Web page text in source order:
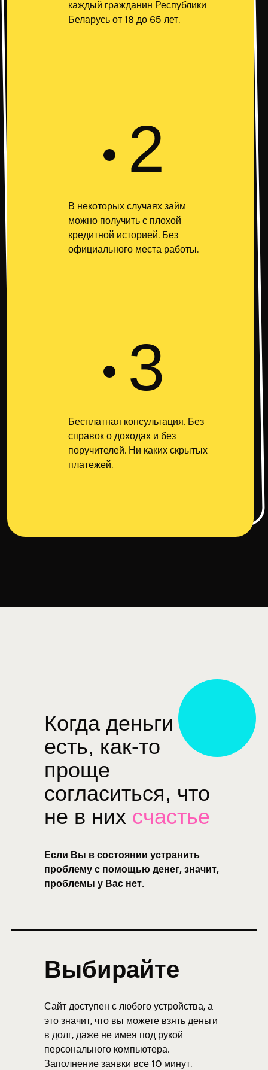
каждый гражданин Республики
Беларусь от 18 до 65 лет.
2
В некоторых случаях займ
можно получить с плохой
кредитной историей. Без
официального места работы.
3
Бесплатная консультация. Без
справок о доходах и без
поручителей. Ни каких скрытых
платежей.
Когда деньги
есть, как-то
проще
согласиться, что
не в них счастье
Если Вы в состоянии устранить
проблему с помощью денег, значит,
проблемы у Вас нет.
Сайт доступен с любого устройства, а
это значит, что вы можете взять деньги
в долг, даже не имея под рукой
персонального компьютера.
Заполнение заявки все 10 минут.
Выбирайте